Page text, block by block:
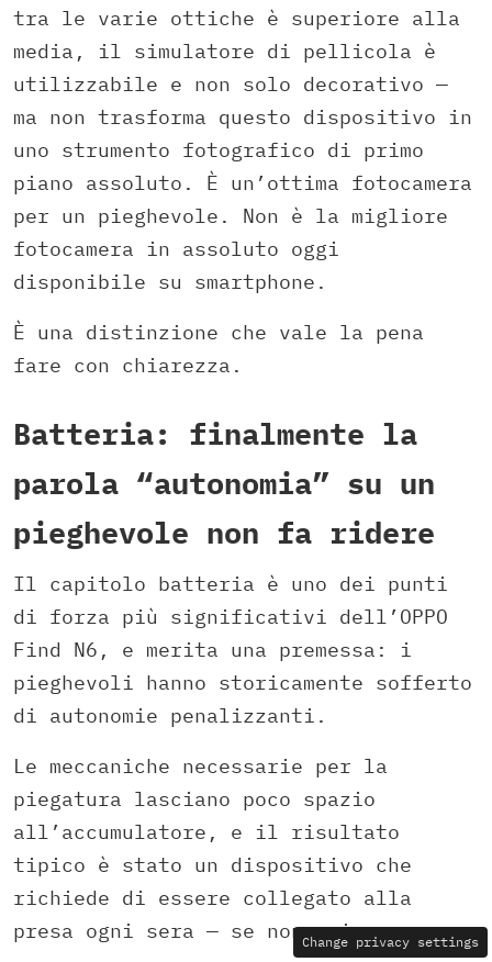
tra le varie ottiche è superiore alla
media, il simulatore di pellicola è
utilizzabile e non solo decorativo —
ma non trasforma questo dispositivo in
uno strumento fotografico di primo
piano assoluto. È un’ottima fotocamera
per un pieghevole. Non è la migliore
fotocamera in assoluto oggi
disponibile su smartphone.
È una distinzione che vale la pena
fare con chiarezza.
Batteria: finalmente la
parola “autonomia” su un
pieghevole non fa ridere
Il capitolo batteria è uno dei punti
di forza più significativi dell’OPPO
Find N6, e merita una premessa: i
pieghevoli hanno storicamente sofferto
di autonomie penalizzanti.
Le meccaniche necessarie per la
piegatura lasciano poco spazio
all’accumulatore, e il risultato
tipico è stato un dispositivo che
richiede di essere collegato alla
presa ogni sera — se non prima.Change privacy settings